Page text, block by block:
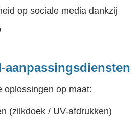
op sociale media dankzij
aanpassingsdiensten
oplossingen op maat:
(zilkdoek / UV-afdrukken)